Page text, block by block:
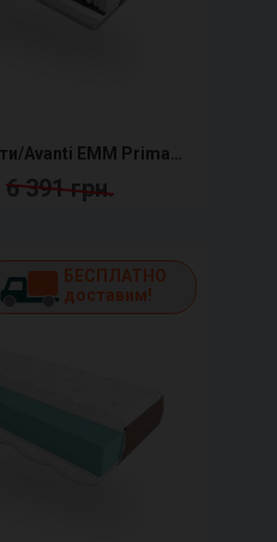
6 391 грн.
БЕСПЛАТНО
доставим!